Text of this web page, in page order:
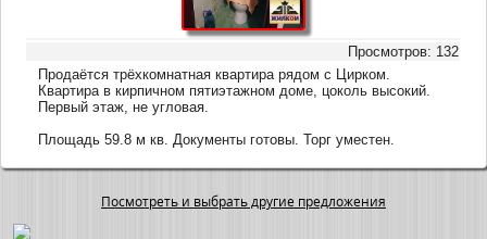
Просмотров: 132
Продаётся трёхкомнатная квартира рядом с Цирком.
Квартира в кирпичном пятиэтажном доме, цоколь высокий.
Первый этаж, не угловая.
Площадь 59.8 м кв. Документы готовы. Торг уместен.
Посмотреть и выбрать другие предложения